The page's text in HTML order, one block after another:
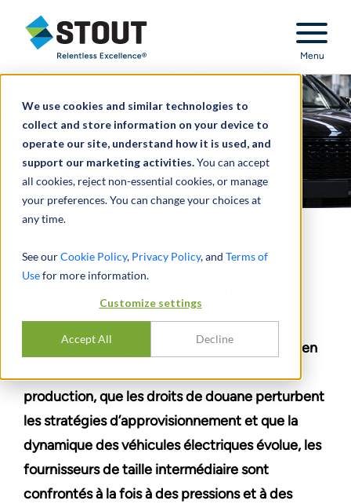
We use cookies and similar technologies to
collect and store information on your device to
operate our site, understand how it is used, and
support our marketing activities.You can accept
all cookies, reject non-essential cookies, or manage
your preferences. You can change your choices at
any time.
See ourCookie Policy, Privacy Policy, and Terms of
Usefor more information.
Customize settings
Accept All Decline
Stout Relentless Excellence
Menu
Industrie automobile
Une nouvelle phase du cycle automobile est en
production, que les droits de douane perturbent
les stratégies d’approvisionnement et que la
dynamique des véhicules électriques évolue, les
fournisseurs de taille intermédiaire sont
confrontés à la fois à des pressions et à des